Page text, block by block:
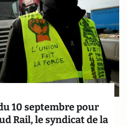
10 septembre pour
Rail, le syndicat de la